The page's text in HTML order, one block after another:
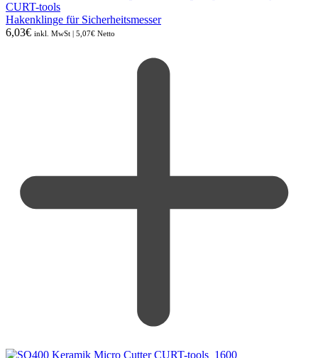
Hakenklinge für Sicherheitsmesser
6,03€ inkl. MwSt | 5,07€ Netto